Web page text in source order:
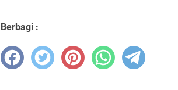
Berbagi :